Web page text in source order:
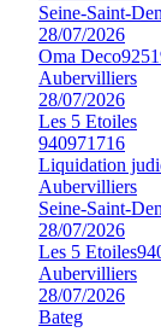
Seine-Saint-
28/07/2026
Oma Deco
Aubervilliers
28/07/2026
Les 5 Etoiles
940971716
Liquidation
Aubervilliers
Seine-Saint-
28/07/2026
Les 5 Etoiles
Aubervilliers
28/07/2026
Bateg